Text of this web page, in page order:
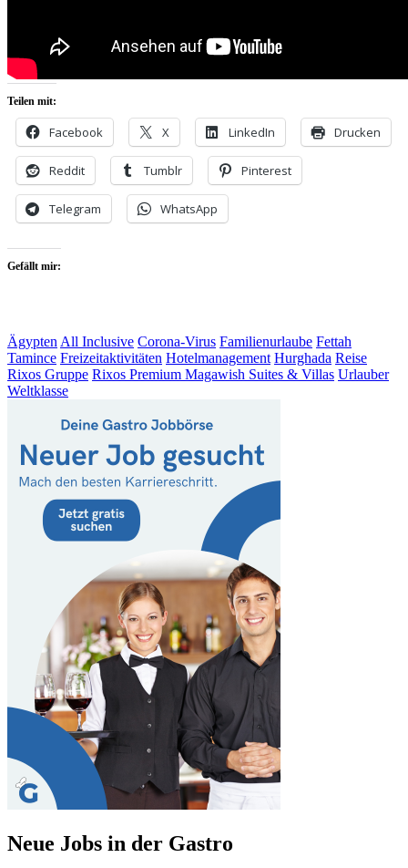
Teilen mit:
Facebook X LinkedIn Drucken
Reddit Tumblr Pinterest
Telegram WhatsApp
Gefällt mir:
Ägypten All Inclusive Corona-Virus Familienurlaube Fettah
Tamince Freizeitaktivitäten Hotelmanagement Hurghada Reise
Rixos Gruppe Rixos Premium Magawish Suites & Villas Urlauber
Weltklasse
Neue Jobs in der Gastro